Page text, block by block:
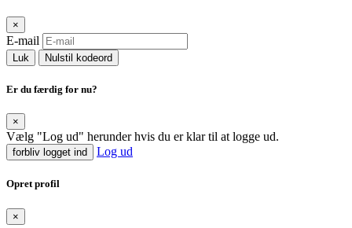
×
E-mail
Luk Nulstil kodeord
Er du færdig for nu?
×
Vælg "Log ud" herunder hvis du er klar til at logge ud.
forbliv logget ind Log ud
Opret profil
×